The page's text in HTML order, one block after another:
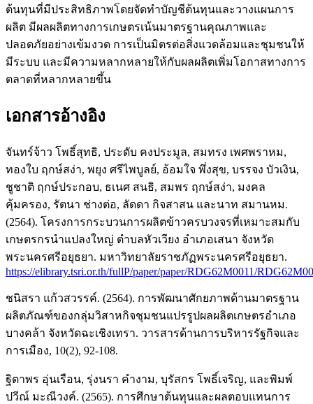
ต้นทุนที่มีประสิทธิภาพโดยจัดทำบัญชีต้นทุนและวางแผนการ
ผลิต มีผลผลิตทางการเกษตรเน้นมาตรฐานคุณภาพและ
ปลอดภัยอย่างเข้มงวด การเป็นมิตรต่อสิ่งแวดล้อมและชุมชนให้
มีระบบ และมีความหลากหลายให้กับผลผลิตเพิ่มโอกาสทางการ
ตลาดที่หลากหลายขึ้น
เอกสารอ้างอิง
จันทร์จ้าว โพธิ์สุทธิ, ประดับ คงประมูล, สมทรง เพศพราหม,
ทองใบ ฤกษ์สง่า, พยุง ศรีไพบูลย์, อ้อมใจ พึ่งสุข, บรรจง บัวเงิน,
ชูชาติ ฤกษ์ประกอบ, ธเนศ สนธิ, สมพร ฤกษ์สง่า, มงคล
คุ้มครอง, รัตนา ช่างต่อ, ลัดดา กิจสาสน และนาท สมานหม.
(2564). โครงการกระบวนการผลิตข้าวครบวงจรที่เหมาะสมกับ
เกษตรกรนำแปลงใหญ่ ตําบลหัวเวียง อําเภอเสนา จังหวัด
พระนครศรีอยุธยา. มหาวิทยาลัยราชภัฏพระนครศรีอยุธยา.
https://elibrary.tsri.or.th/fullP/paper/paper/RDG62M0011/
ชนิสรา แก้วสวรรค์. (2564). การพัฒนาศักยภาพด้านมาตรฐาน
ผลิตภัณฑ์ของกลุ่มวิสาหกิจชุมชนแปรรูปผลผลิตเกษตรอำเภอ
บางคล้า จังหวัดฉะเชิงเทรา. วารสารด้านการบริหารรัฐกิจและ
การเมือง, 10(2), 92-108.
ฐิตาพร อุ่นเรือน, รุ่งนรา คํางาม, บุรัสกร โพธิ์เจริญ, และพิมพ์
ปวีณ์ มะณีวงค์. (2565). การศึกษาต้นทุนและผลตอบแทนการ